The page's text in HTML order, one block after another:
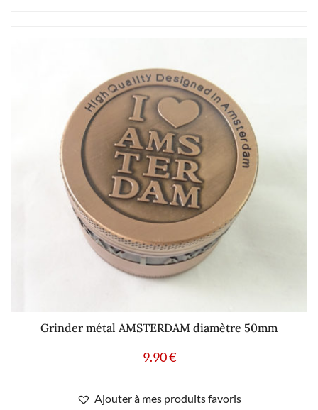
Grinder métal AMSTERDAM diamètre 50mm
9.90€
Ajouter à mes produits favoris